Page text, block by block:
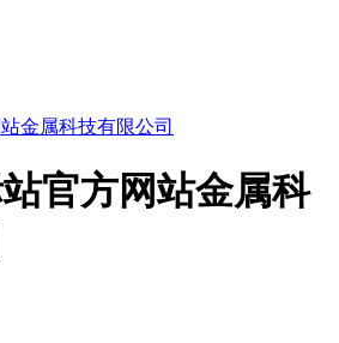
官方网站金属科